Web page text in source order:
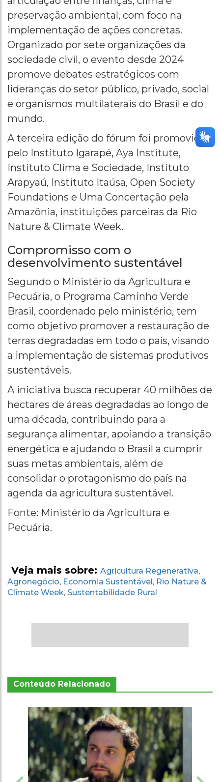
preservação ambiental, com foco na
implementação de ações concretas.
Organizado por sete organizações da
sociedade civil, o evento desde 2024
promove debates estratégicos com
lideranças do setor público, privado, social
e organismos multilaterais do Brasil e do
mundo.
A terceira edição do fórum foi promovida
pelo Instituto Igarapé, Aya Institute,
Instituto Clima e Sociedade, Instituto
Arapyaú, Instituto Itaúsa, Open Society
Foundations e Uma Concertação pela
Amazônia, instituições parceiras da Rio
Nature & Climate Week.
Compromisso com o
desenvolvimento sustentável
Segundo o Ministério da Agricultura e
Pecuária, o Programa Caminho Verde
Brasil, coordenado pelo ministério, tem
como objetivo promover a restauração de
terras degradadas em todo o país, visando
a implementação de sistemas produtivos
sustentáveis.
A iniciativa busca recuperar 40 milhões de
hectares de áreas degradadas ao longo de
uma década, contribuindo para a
segurança alimentar, apoiando a transição
energética e ajudando o Brasil a cumprir
suas metas ambientais, além de
consolidar o protagonismo do país na
agenda da agricultura sustentável.
Fonte: Ministério da Agricultura e
Pecuária.
Veja mais sobre: Agricultura Regenerativa,
Agronegócio, Economia Sustentável , Rio Nature &
Climate Week, Sustentabilidade Rural
Conteúdo Relacionado